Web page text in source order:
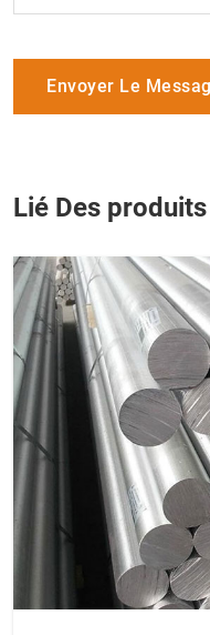
Envoyer Le
Lié Des produits